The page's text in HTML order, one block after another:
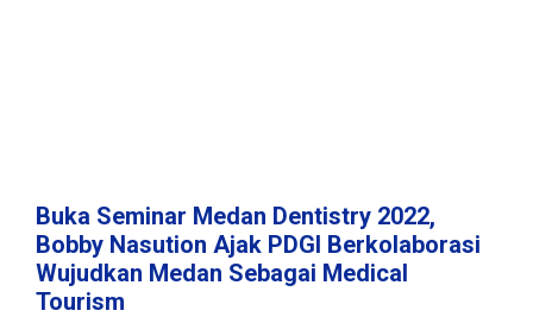
0
2
2
Buka Seminar Medan Dentistry 2022,
Bobby Nasution Ajak PDGI Berkolaborasi
Wujudkan Medan Sebagai Medical
Tourism